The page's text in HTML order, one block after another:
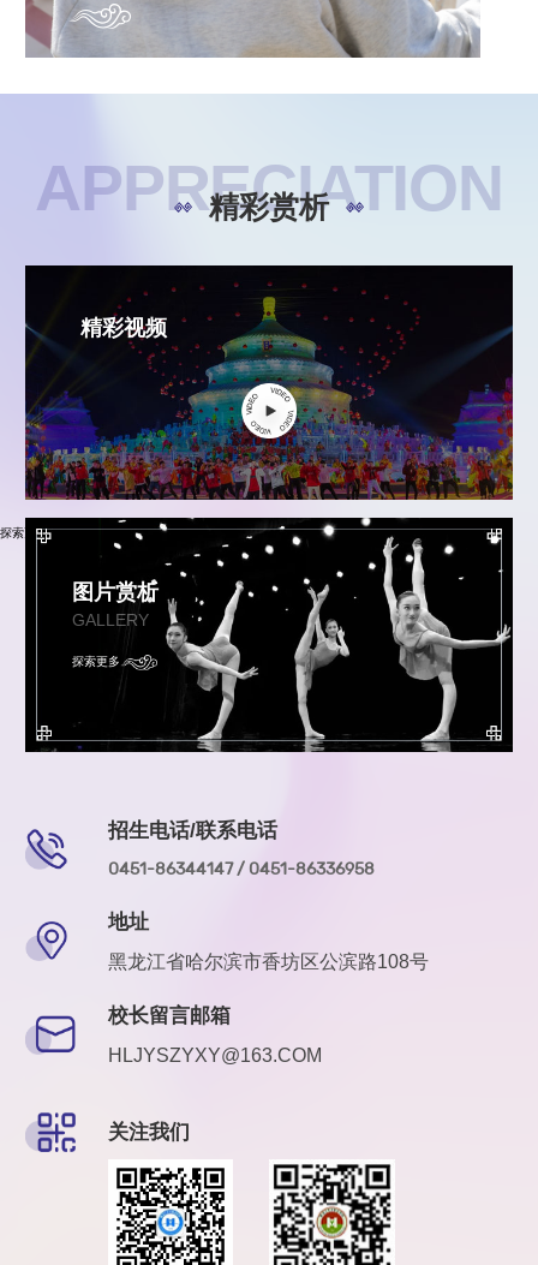
APPRECIATION
精彩赏析
精彩视频
探索更多
图片赏析
GALLERY
探索更多
招生电话/联系电话
0451-86344147 / 0451-86336958
地址
黑龙江省哈尔滨市香坊区公滨路108号
校长留言邮箱
HLJYSZYXY@163.COM
关注我们